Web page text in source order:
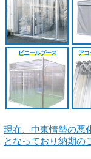
ビニールブース アコ
現在、中東情勢の悪
となっており納期の
シート
原反カット販売
戻る
施工工事見積り
パートナー募集
戻る